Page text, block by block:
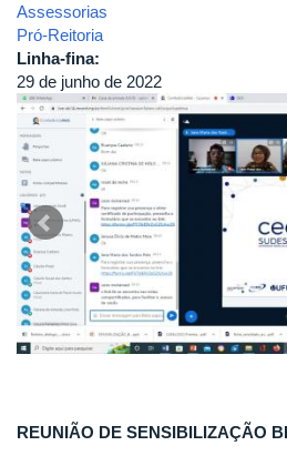
Assessorias
Pró-Reitoria
Linha-fina:
29 de junho de 2022
REUNIÃO DE SENSIBILIZAÇÃO